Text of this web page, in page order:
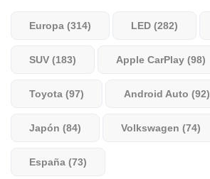
Europa (314) LED (282)
SUV (183) Apple CarPlay (98)
Toyota (97) Android Auto (92)
Japón (84) Volkswagen (74)
España (73)